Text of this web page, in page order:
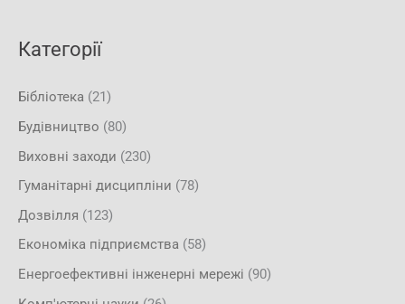
Категорії
Бібліотека (21)
Будівництво (80)
Виховні заходи (230)
Гуманітарні дисципліни (78)
Дозвілля (123)
Економіка підприємства (58)
Енергоефективні інженерні мережі (90)